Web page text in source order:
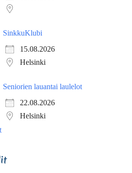
SinkkuKlubi
15.08.2026
Helsinki
Seniorien lauantai laulelot
22.08.2026
Helsinki